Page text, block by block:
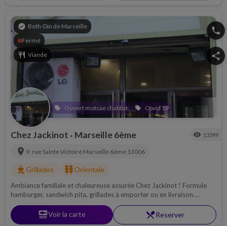
verified Beth-Din de Marseille
Fermé
restaurant Viande
local_offer Ouvert motsae chabbat local_offer Covid 19
phone
share
Chez Jackinot • Marseille 6ème visibility 13399
location_on 9, rue Sainte Victoire Marseille 6ème 13006
outdoor_grill Grillades kebab_diningOrientale
Ambiance familiale et chaleureuse assurée Chez Jackinot ! Formule
hamburger, sandwich pita, grillades à emporter ou en livraison.
Chabbat à emporter.
set_mealVoir la carte restaurant_menuReserver